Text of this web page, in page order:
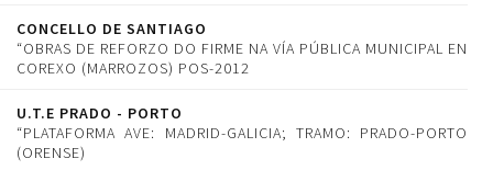
CONCELLO DE SANTIAGO
“OBRAS DE REFORZO DO FIRME NA VÍA PÚBLICA MUNICIPAL EN
COREXO (MARROZOS) POS-2012
U.T.E PRADO - PORTO
“PLATAFORMA AVE: MADRID-GALICIA; TRAMO: PRADO-PORTO
(ORENSE)